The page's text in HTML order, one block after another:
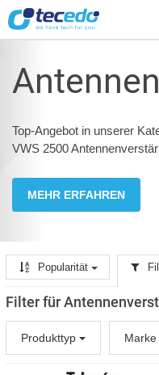
Top-Angebot in unserer
VWS 2500
MEHR ERFAHREN
Popularität
Filter für
Produkttyp Marke